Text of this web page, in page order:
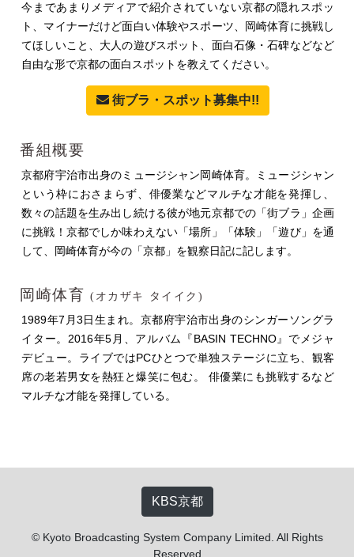
今まであまりメディアで紹介されていない京都の隠れスポッ
ト、マイナーだけど面白い体験やスポーツ、岡崎体育に挑戦し
てほしいこと、大人の遊びスポット、面白石像・石碑などなど
自由な形で京都の面白スポットを教えてください。
街ブラ・スポット募集中!!
番組概要
京都府宇治市出身のミュージシャン岡崎体育。ミュージシャン
という枠におさまらず、俳優業などマルチな才能を発揮し、
数々の話題を生み出し続ける彼が地元京都での「街ブラ」企画
に挑戦！京都でしか味わえない「場所」「体験」「遊び」を通
して、岡崎体育が今の「京都」を観察日記に記します。
岡崎体育 (オカザキ タイイク)
1989年7月3日生まれ。京都府宇治市出身のシンガーソングラ
イター。2016年5月、アルバム『BASIN TECHNO』でメジャ
デビュー。ライブではPCひとつで単独ステージに立ち、観客
席の老若男女を熱狂と爆笑に包む。 俳優業にも挑戦するなど
マルチな才能を発揮している。
KBS京都
© Kyoto Broadcasting System Company Limited. All Rights
Reserved